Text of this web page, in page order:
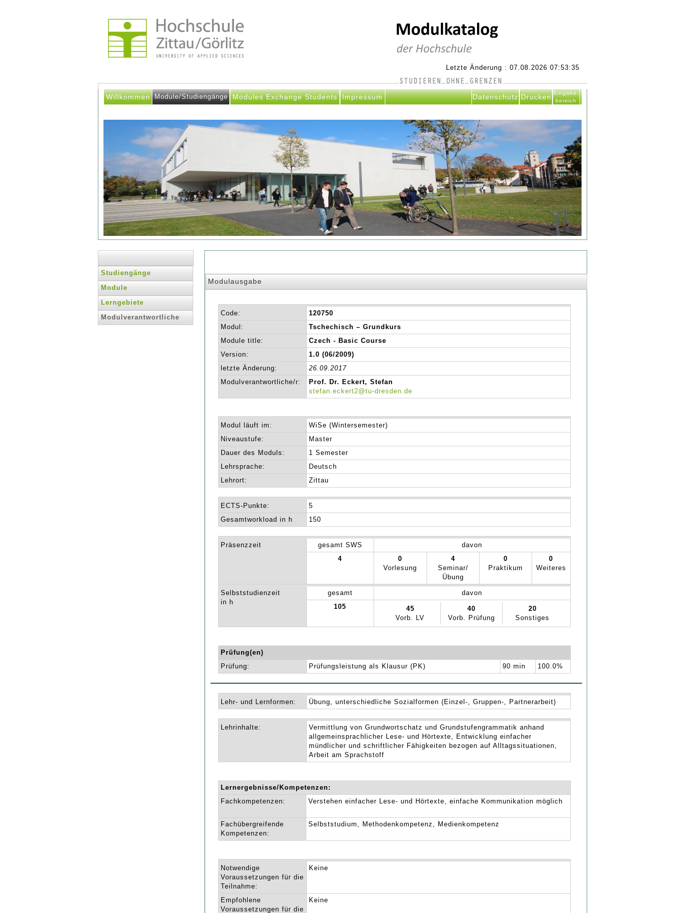
Letzte Änderung : 07.08.2026 07:53:35
Willkommen Module/Studiengänge Modules Exchange Students Impressum Datenschutz Drucken Eingabe-
bereich
Studiengänge
Module
Lerngebiete
Modulverantwortliche
Modulausgabe
Code:
120750
Modul:
Tschechisch – Grundkurs
Module title:
Czech - Basic Course
Version:
1.0 (06/2009)
letzte Änderung:
26.09.2017
Modulverantwortliche/r:
Prof. Dr. Eckert, Stefan
stefan.eckert2@tu-dresden.de
Modul läuft im:
WiSe (Wintersemester)
Niveaustufe:
Master
Dauer des Moduls:
1 Semester
Lehrsprache:
Deutsch
Lehrort:
Zittau
ECTS-Punkte:
5
Gesamtworkload in h
150
Präsenzzeit gesamt SWS
davon
4
0
Vorlesung
4
Seminar/
Übung
0
Praktikum
0
Weiteres
Selbststudienzeit
in h
gesamt
davon
105
45
Vorb. LV
40
Vorb. Prüfung
20
Sonstiges
Prüfung(en)
Prüfung:
Prüfungsleistung als Klausur (PK) 90 min 100.0%
Lehr- und Lernformen: Übung, unterschiedliche Sozialformen (Einzel-, Gruppen-, Partnerarbeit)
Lehrinhalte:
Vermittlung von Grundwortschatz und Grundstufengrammatik anhand
allgemeinsprachlicher Lese- und Hörtexte, Entwicklung einfacher
mündlicher und schriftlicher Fähigkeiten bezogen auf Alltagssituationen,
Arbeit am Sprachstoff
Lernergebnisse/Kompetenzen:
Fachkompetenzen:
Verstehen einfacher Lese- und Hörtexte, einfache Kommunikation möglich
Fachübergreifende
Kompetenzen:
Selbststudium, Methodenkompetenz, Medienkompetenz
Notwendige
Voraussetzungen für die
Teilnahme:
Keine
Empfohlene
Voraussetzungen für die
Keine